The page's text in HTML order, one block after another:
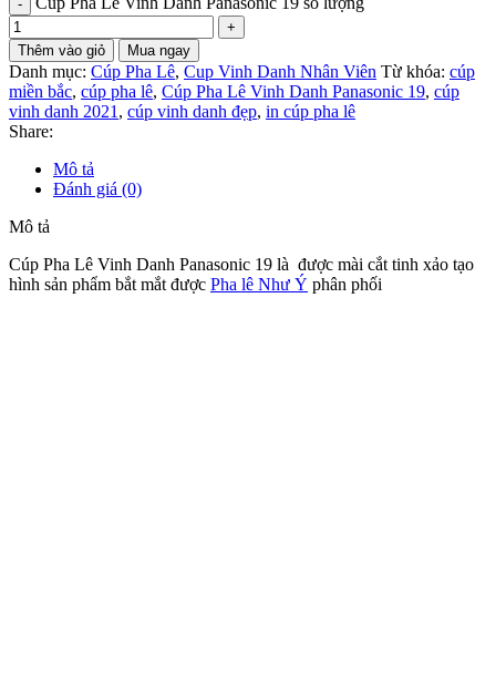
Thêm vào giỏ Mua ngay
Danh mục: Cúp Pha Lê, Cup Vinh Danh Nhân Viên Từ khóa: cúp
miền bắc, cúp pha lê, Cúp Pha Lê Vinh Danh Panasonic 19, cúp
vinh danh 2021 , cúp vinh danh đẹp, in cúp pha lê
Share:
Mô tả
Đánh giá (0)
Mô tả
Cúp Pha Lê Vinh Danh Panasonic 19 là được mài cắt tinh xảo tạo
hình sản phẩm bắt mắt được Pha lê Như Ý phân phối